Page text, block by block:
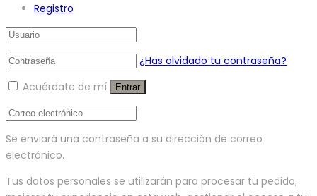
Registro
¿Has olvidado tu contraseña?
Acuérdate de mí
Entrar
Se enviará una contraseña a su dirección de correo
electrónico.
Tus datos personales se utilizarán para procesar tu pedido,